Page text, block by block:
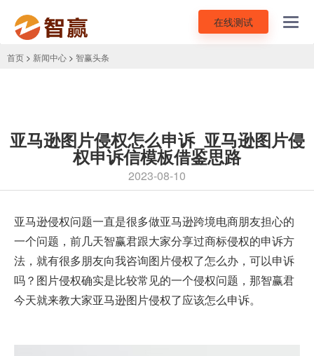
在线测试
首页 > 新闻中心 > 智赢头条
亚马逊图片侵权怎么申诉_亚马逊图片侵
权申诉信模板借鉴思路
2023-08-10
亚马逊侵权问题一直是很多做亚马逊跨境电商朋友担心的
一个问题，前几天智赢君跟大家分享过商标侵权的申诉方
法，就有很多朋友向我咨询图片侵权了怎么办，可以申诉
吗？图片侵权确实是比较常见的一个侵权问题，那智赢君
今天就来教大家亚马逊图片侵权了应该怎么申诉。